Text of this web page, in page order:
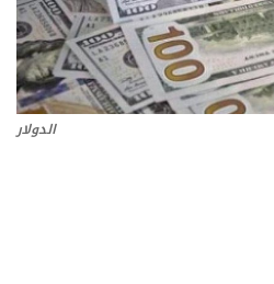
الدولار